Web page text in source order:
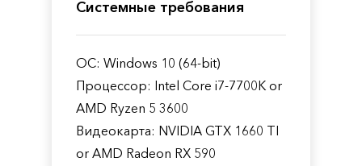
Системные требования
ОС: Windows 10 (64-bit)
Процессор: Intel Core i7-7700K or
AMD Ryzen 5 3600
Видеокарта: NVIDIA GTX 1660 TI
or AMD Radeon RX 590